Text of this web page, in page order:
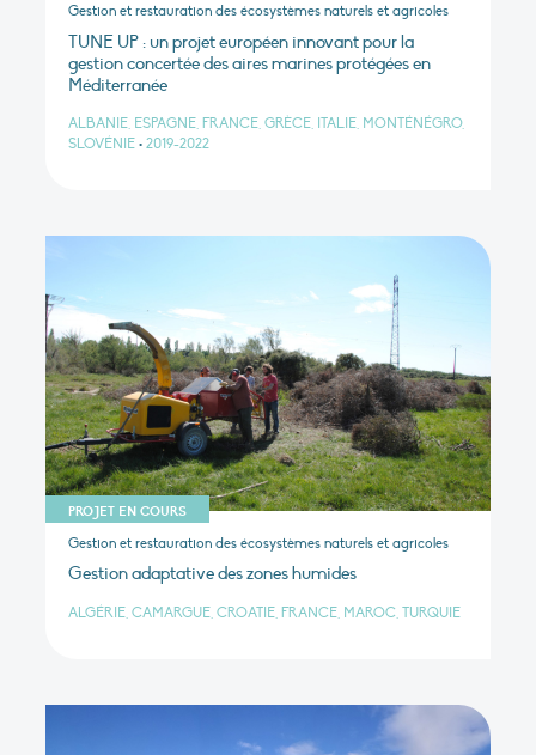
Gestion et restauration des écosystèmes naturels et agricoles
TUNE UP : un projet européen innovant pour la
gestion concertée des aires marines protégées en
Méditerranée
ALBANIE, ESPAGNE, FRANCE, GRÈCE, ITALIE, MONTÉNÉGRO,
SLOVÉNIE • 2019-2022
PROJET EN COURS
Gestion et restauration des écosystèmes naturels et agricoles
Gestion adaptative des zones humides
ALGÉRIE, CAMARGUE, CROATIE, FRANCE, MAROC, TURQUIE